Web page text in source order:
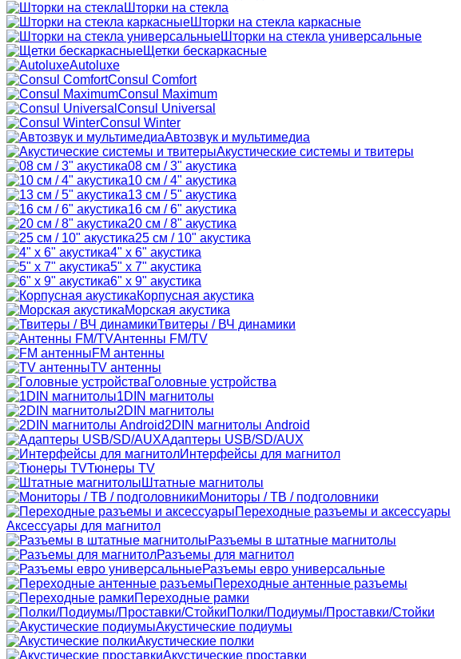
Шторки на стекла
Шторки на стекла каркасные
Шторки на стекла универсальные
Щетки бескаркасные
Autoluxe
Consul Comfort
Consul Maximum
Consul Universal
Consul Winter
Автозвук и мультимедиа
Акустические системы и твитеры
08 см / 3" акустика
10 см / 4" акустика
13 см / 5" акустика
16 см / 6" акустика
20 см / 8" акустика
25 см / 10" акустика
4" x 6" акустика
5" x 7" акустика
6" x 9" акустика
Корпусная акустика
Морская акустика
Твитеры / ВЧ динамики
Антенны FM/TV
FM антенны
TV антенны
Головные устройства
1DIN магнитолы
2DIN магнитолы
2DIN магнитолы Android
Адаптеры USB/SD/AUX
Интерфейсы для магнитол
Тюнеры TV
Штатные магнитолы
Мониторы / ТВ / подголовники
Переходные разъемы и аксессуары
Аксессуары для магнитол
Разъемы в штатные магнитолы
Разъемы для магнитол
Разъемы евро универсальные
Переходные антенные разъемы
Переходные рамки
Полки/Подиумы/Проставки/Стойки
Акустические подиумы
Акустические полки
Акустические проставки